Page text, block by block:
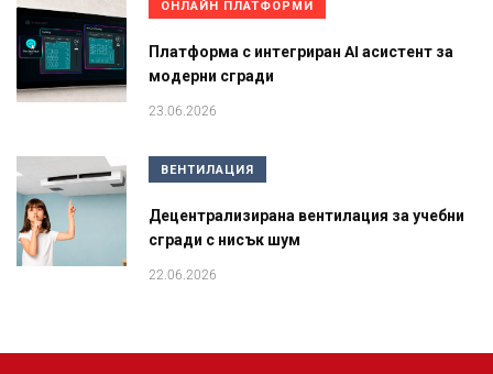
ОНЛАЙН ПЛАТФОРМИ
Платформа с интегриран AI асистент за
модерни сгради
23.06.2026
ВЕНТИЛАЦИЯ
Децентрализирана вентилация за учебни
сгради с нисък шум
22.06.2026